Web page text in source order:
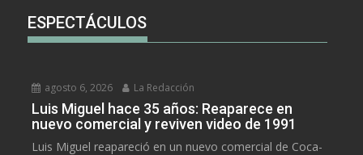
ESPECTÁCULOS
agosto 6, 2026 La Redacción
Luis Miguel hace 35 años: Reaparece en
nuevo comercial y reviven video de 1991
Luis Miguel reapareció en un nuevo comercial de Coca-